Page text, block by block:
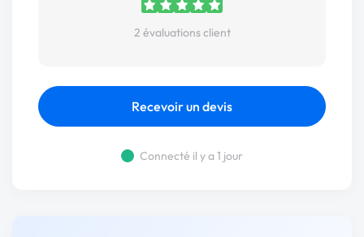
2 évaluations client
Recevoir un devis
Connecté il y a 1 jour